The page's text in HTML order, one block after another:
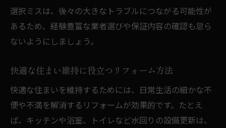
選択ミスは、後々の大きなトラブルにつながる可能性が
あるため、経験豊富な業者選びや保証内容の確認も怠ら
ないようにしましょう。
快適な住まい維持に役立つリフォーム方法
快適な住まいを維持するためには、日常生活の細かな不
便や不満を解消するリフォームが効果的です。たとえ
ば、キッチンや浴室、トイレなど水回りの設備更新は、